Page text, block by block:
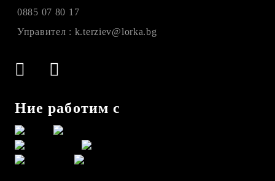
0885 07 80 17
Управител : k.terziev@lorka.bg
Ние работим с